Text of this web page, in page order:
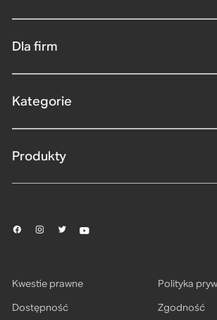
Dla firm
Kategorie
Produkty
Kwestie prawne
Polityka
Dostępność
Zgodność